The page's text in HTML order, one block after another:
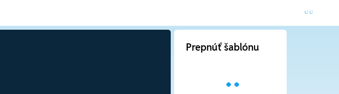
Prepnúť šablónu